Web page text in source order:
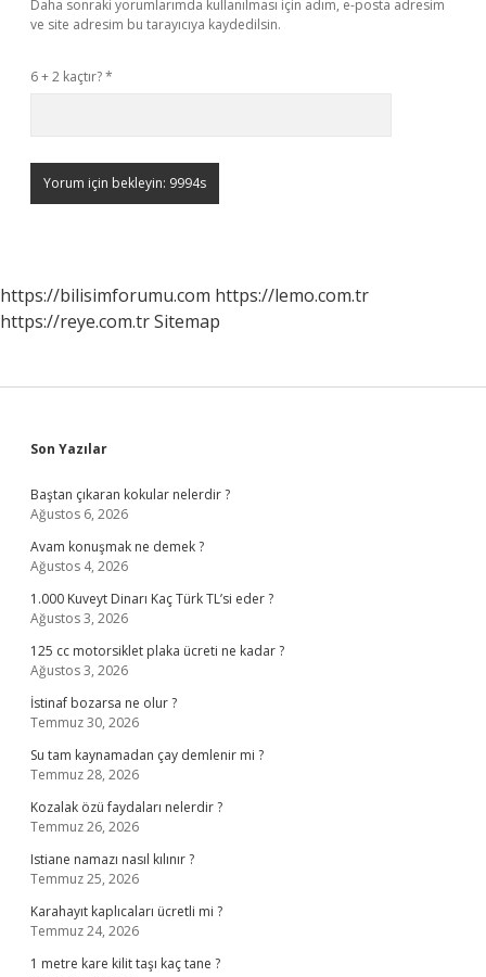
Daha sonraki yorumlarımda kullanılması için adım, e-posta adresim
ve site adresim bu tarayıcıya kaydedilsin.
6 + 2 kaçtır?*
https://bilisimforumu.com https://lemo.com.tr
https://reye.com.trSitemap
Sidebar
Son Yazılar
Baştan çıkaran kokular nelerdir ?
Ağustos 6, 2026
Avam konuşmak ne demek ?
Ağustos 4, 2026
1.000 Kuveyt Dinarı Kaç Türk TL’si eder ?
Ağustos 3, 2026
125 cc motorsiklet plaka ücreti ne kadar ?
Ağustos 3, 2026
İstinaf bozarsa ne olur ?
Temmuz 30, 2026
Su tam kaynamadan çay demlenir mi ?
Temmuz 28, 2026
Kozalak özü faydaları nelerdir ?
Temmuz 26, 2026
Istiane namazı nasıl kılınır ?
Temmuz 25, 2026
Karahayıt kaplıcaları ücretli mi ?
Temmuz 24, 2026
1 metre kare kilit taşı kaç tane ?